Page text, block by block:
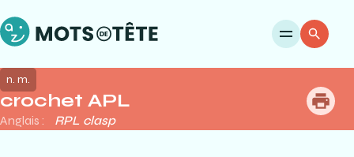
crochet APL
n. m.
Anglais : RPL clasp